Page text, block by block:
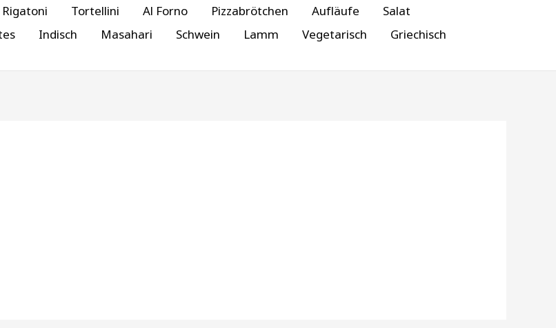
Rigatoni Tortellini Al Forno Pizzabrötchen Aufläufe
Salat
Indisch Masahari Schwein Lamm Vegetarisch
Griechisch